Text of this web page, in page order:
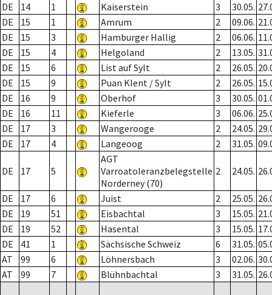
DE
14 1 Kaiserstein 3 30.05.
DE
15 1 Amrum 2 09.06.
DE
15 3 Hamburger Hallig 2 06.06.
DE
15 4 Helgoland 2 13.05.
DE
15 6 List auf Sylt 2 26.05.
DE
15 9 Puan Klent / Sylt 2 26.05.
DE
16 9 Oberhof 3 30.05.
DE
16 11 Kieferle 3 06.06.
DE
17 3 Wangerooge 2 24.05.
DE
17 4 Langeoog 2 31.05.
DE 17 5
AGT
Varroatoleranzbelegstelle
Norderney (70)
2 24.05.
DE 17 6 Juist 2 25.05.
DE
19 51 Eisbachtal 3 15.05.
DE
19 52 Hasental 3 15.05.
DE
41 1 Sächsische Schweiz 6 31.05.
AT
99 6 Löhnersbach 3 02.06.
AT
99 7 Blühnbachtal 3 31.05.